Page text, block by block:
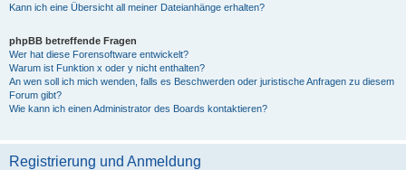
Kann ich eine Übersicht all meiner Dateianhänge erhalten?
phpBB betreffende Fragen
Wer hat diese Forensoftware entwickelt?
Warum ist Funktion x oder y nicht enthalten?
An wen soll ich mich wenden, falls es Beschwerden oder juristische Anfragen zu diesem
Forum gibt?
Wie kann ich einen Administrator des Boards kontaktieren?
Registrierung und Anmeldung